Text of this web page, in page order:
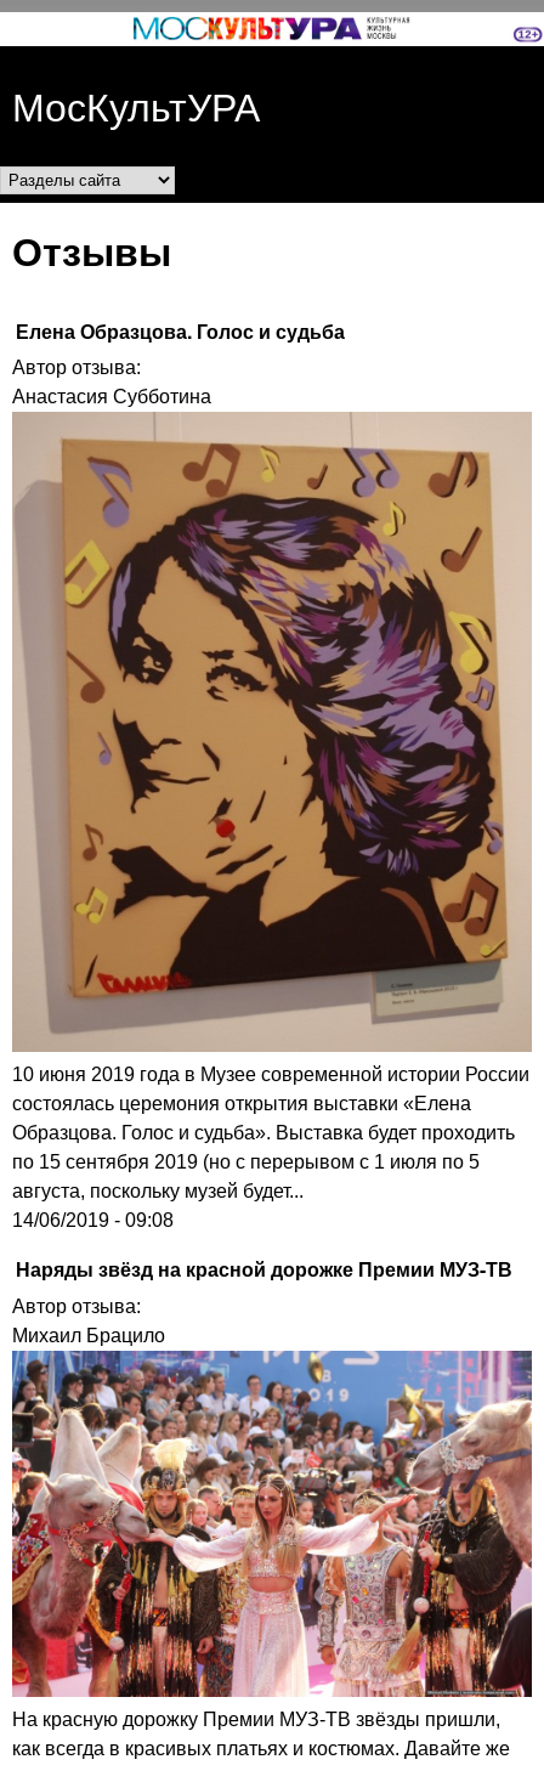
Перейти к основному
МосКультУРА
Разделы сайта
Отзывы
Елена Образцова. Голос и судьба
Автор отзыва:
Анастасия Субботина
10 июня 2019 года в Музее современной истории России
состоялась церемония открытия выставки «Елена
Образцова. Голос и судьба». Выставка будет проходить
по 15 сентября 2019 (но с перерывом с 1 июля по 5
августа, поскольку музей будет...
14/06/2019 - 09:08
Наряды звёзд на красной дорожке Премии МУЗ-ТВ
Автор отзыва:
Михаил Брацило
На красную дорожку Премии МУЗ-ТВ звёзды пришли,
как всегда в красивых платьях и костюмах. Давайте же